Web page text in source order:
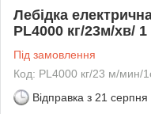
Лебідка
PL4000 кг/23м/хв/
Під замовлення
Код: PL4000 кг/23 м/мин/
Відправка з 21 серпня